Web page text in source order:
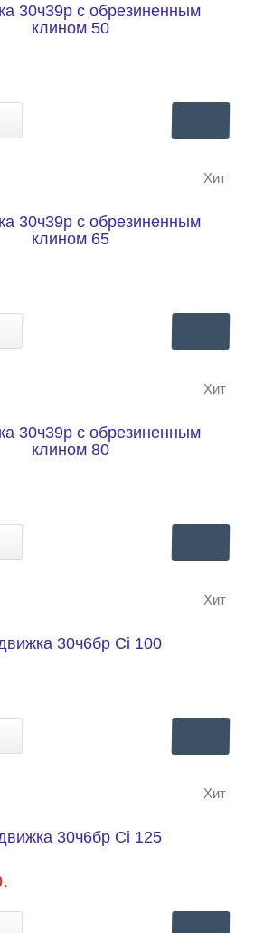
1 клик Нашли дешевле?
30ч39р с обрезиненным
клином 50
Хит
1 клик Нашли дешевле?
30ч39р с обрезиненным
клином 65
Хит
1 клик Нашли дешевле?
30ч39р с обрезиненным
клином 80
Хит
1 клик Нашли дешевле?
30ч6бр Ci 100
Хит
1 клик Нашли дешевле?
30ч6бр Ci 125